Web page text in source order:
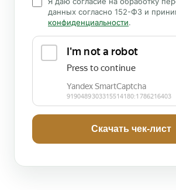
данных согласно 152-ФЗ и
конфиденциальности.
Скачать чек-лист